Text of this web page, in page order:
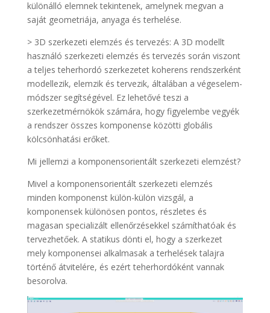
különálló elemnek tekintenek, amelynek megvan a
saját geometriája, anyaga és terhelése.
> 3D szerkezeti elemzés és tervezés: A 3D modellt
használó szerkezeti elemzés és tervezés során viszont
a teljes teherhordó szerkezetet koherens rendszerként
modellezik, elemzik és tervezik, általában a végeselem-
módszer segítségével. Ez lehetővé teszi a
szerkezetmérnökök számára, hogy figyelembe vegyék
a rendszer összes komponense közötti globális
kölcsönhatási erőket.
Mi jellemzi a komponensorientált szerkezeti elemzést?
Mivel a komponensorientált szerkezeti elemzés
minden komponenst külön-külön vizsgál, a
komponensek különösen pontos, részletes és
magasan specializált ellenőrzésekkel számíthatóak és
tervezhetőek. A statikus dönti el, hogy a szerkezet
mely komponensei alkalmasak a terhelések talajra
történő átvitelére, és ezért teherhordóként vannak
besorolva.